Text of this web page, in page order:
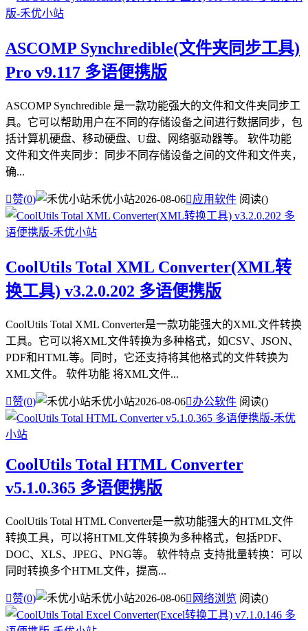
ASCOMP Synchredible(文件夹同步工具)
Pro v9.117 多语便携版
ASCOMP Synchredible 是一款功能强大的文件和文件夹同步工
具。它可以帮助用户在不同的存储设备之间进行数据同步，包
括计算机硬盘、移动硬盘、U盘、网络驱动器等。 软件功能
文件和文件夹同步：同步不同存储设备之间的文件和文件夹，
确...
赞(0) 禾优小站2026-08-06应用软件 阅读()
CoolUtils Total XML Converter(XML转
换工具) v3.2.0.202 多语便携版
CoolUtils Total XML Converter是一款功能强大的XML文件转换
工具。它可以将XML文件转换为多种格式，如CSV、JSON、
PDF和HTML等。同时，它还支持将其他格式的文件转换为
XML文件。 软件功能 将XML文件...
赞(0) 禾优小站2026-08-06办公软件 阅读()
CoolUtils Total HTML Converter
v5.1.0.365 多语便携版
CoolUtils Total HTML Converter是一款功能强大的HTML文件
转换工具，可以将HTML文件转换为多种格式，包括PDF、
DOC、XLS、JPEG、PNG等。 软件特点 支持批量转换：可以
同时转换多个HTML文件，提高...
赞(0) 禾优小站2026-08-06 网络浏览 阅读()